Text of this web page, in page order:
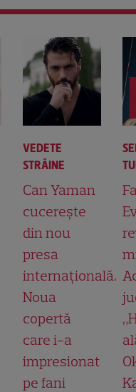
VEDETE
STRĂINE
Can Yaman
cucerește
din nou
presa
internațională.
Noua
copertă
care i-a
impresionat
pe fani